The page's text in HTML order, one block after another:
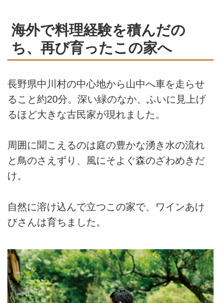
海外で料理経験を積んだの
ち、再び育ったこの家へ
長野県中川村の中心地から山中へ車を走らせ
ること約20分。深い緑のなか、ふいに見上げ
るほど大きな古民家が現れました。
周囲に聞こえるのは庭の豊かな湧き水の流れ
と鳥のさえずり、風にそよぐ森のざわめきだ
け。
自然に溶け込んで立つこの家で、ワインあけ
びさんは育ちました。